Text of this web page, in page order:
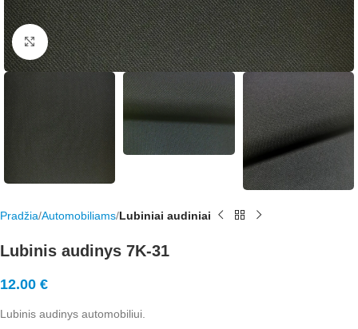
Rodyti nuotrauką visame ekrane
Pradžia Automobiliams Lubiniai audiniai
Lubinis audinys 7K-31
12.00 €
Lubinis audinys automobiliui.